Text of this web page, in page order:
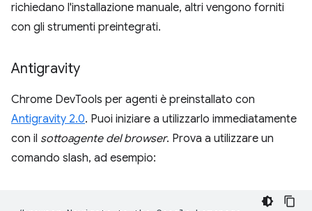
richiedano l'installazione manuale, altri vengono forniti
con gli strumenti preintegrati.
Antigravity
Chrome DevTools per agenti è preinstallato con
Antigravity 2.0. Puoi iniziare a utilizzarlo immediatamente
con il sottoagente del browser. Prova a utilizzare un
comando slash, ad esempio: